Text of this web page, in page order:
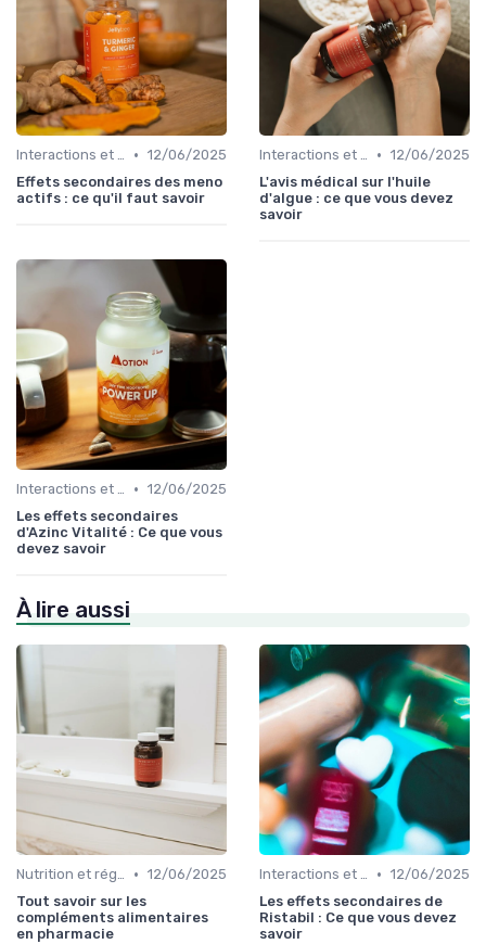
Interactions et contre-indications • 12/06/2025
Effets secondaires des meno
actifs : ce qu'il faut savoir
Interactions et contre-indications • 12/06/2025
L'avis médical sur l'huile
d'algue : ce que vous devez
savoir
Interactions et contre-indications • 12/06/2025
Les effets secondaires
d'Azinc Vitalité : Ce que vous
devez savoir
À lire aussi
Nutrition et régime alimentaire • 12/06/2025
Tout savoir sur les
compléments alimentaires
en pharmacie
Interactions et contre-indications • 12/06/2025
Les effets secondaires de
Ristabil : Ce que vous devez
savoir